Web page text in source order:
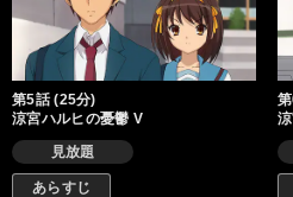
第5話 (25分)
涼宮ハルヒの憂鬱 V
見放題
あらすじ